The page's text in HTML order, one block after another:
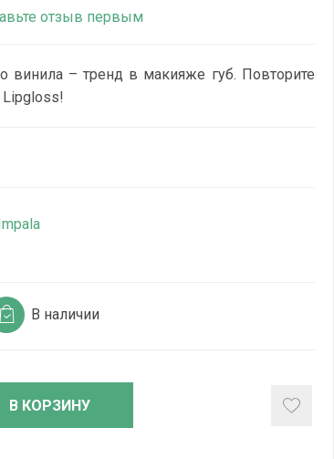
отзыв первым
винила – тренд в макияже губ. Повторите
Lipgloss!
В наличии
В КОРЗИНУ